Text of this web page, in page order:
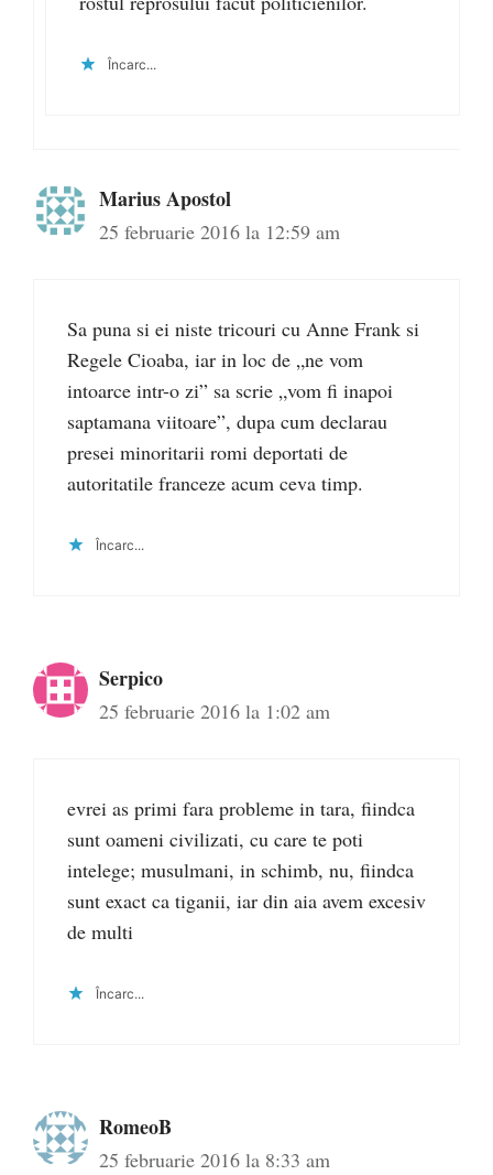
Încarc...
Marius Apostol
25 februarie 2016 la 12:59 am
Sa puna si ei niste tricouri cu Anne Frank si
Regele Cioaba, iar in loc de „ne vom
intoarce intr-o zi” sa scrie „vom fi inapoi
saptamana viitoare”, dupa cum declarau
presei minoritarii romi deportati de
autoritatile franceze acum ceva timp.
Încarc...
Serpico
25 februarie 2016 la 1:02 am
evrei as primi fara probleme in tara, fiindca
sunt oameni civilizati, cu care te poti
intelege; musulmani, in schimb, nu, fiindca
sunt exact ca tiganii, iar din aia avem excesiv
de multi
Încarc...
RomeoB
25 februarie 2016 la 8:33 am